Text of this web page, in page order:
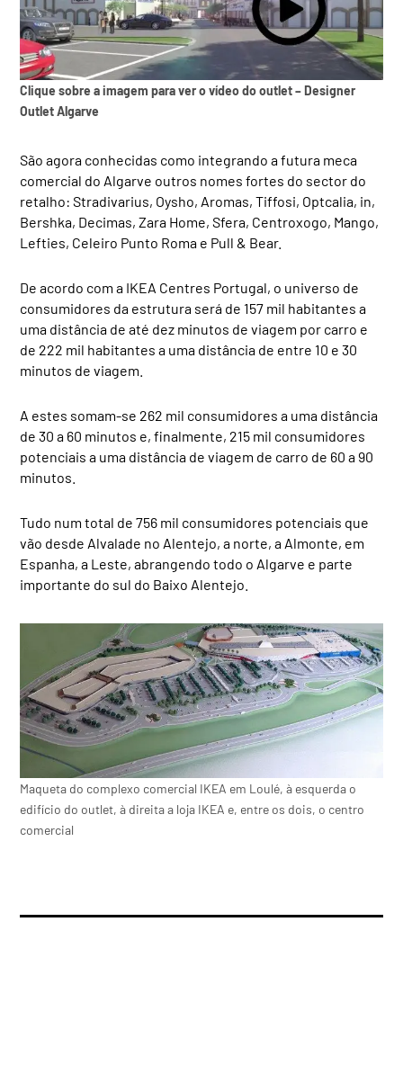
Clique sobre a imagem para ver o vídeo do outlet – Designer
Outlet Algarve
São agora conhecidas como integrando a futura meca
comercial do Algarve outros nomes fortes do sector do
retalho: Stradivarius, Oysho, Aromas, Tiffosi, Optcalia, in,
Bershka, Decimas, Zara Home, Sfera, Centroxogo, Mango,
Lefties, Celeiro Punto Roma e Pull & Bear.
De acordo com a IKEA Centres Portugal, o universo de
consumidores da estrutura será de 157 mil habitantes a
uma distância de até dez minutos de viagem por carro e
de 222 mil habitantes a uma distância de entre 10 e 30
minutos de viagem.
A estes somam-se 262 mil consumidores a uma distância
de 30 a 60 minutos e, finalmente, 215 mil consumidores
potenciais a uma distância de viagem de carro de 60 a 90
minutos.
Tudo num total de 756 mil consumidores potenciais que
vão desde Alvalade no Alentejo, a norte, a Almonte, em
Espanha, a Leste, abrangendo todo o Algarve e parte
importante do sul do Baixo Alentejo.
Maqueta do complexo comercial IKEA em Loulé, à esquerda o
edifício do outlet, à direita a loja IKEA e, entre os dois, o centro
comercial